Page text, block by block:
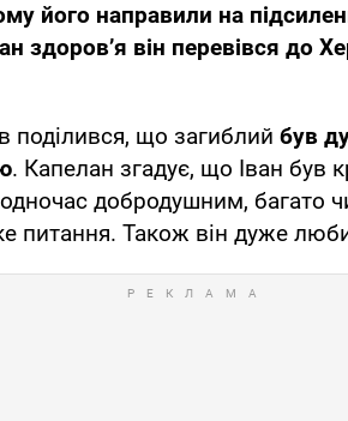
його направили на
здоров’я він перевівся до
поділився, що загиблий був
. Капелан згадує, що Іван був
добродушним, багато
питання. Також він дуже